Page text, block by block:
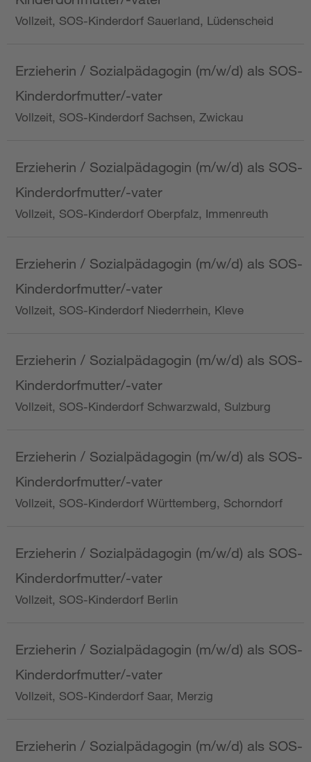
Vollzeit, SOS-Kinderdorf Sauerland, Lüdenscheid
Erzieherin / Sozialpädagogin (m/w/d) als SOS-
Kinderdorfmutter/-vater
Vollzeit, SOS-Kinderdorf Sachsen, Zwickau
Erzieherin / Sozialpädagogin (m/w/d) als SOS-
Kinderdorfmutter/-vater
Vollzeit, SOS-Kinderdorf Oberpfalz, Immenreuth
Erzieherin / Sozialpädagogin (m/w/d) als SOS-
Kinderdorfmutter/-vater
Vollzeit, SOS-Kinderdorf Niederrhein, Kleve
Erzieherin / Sozialpädagogin (m/w/d) als SOS-
Kinderdorfmutter/-vater
Vollzeit, SOS-Kinderdorf Schwarzwald, Sulzburg
Erzieherin / Sozialpädagogin (m/w/d) als SOS-
Kinderdorfmutter/-vater
Vollzeit, SOS-Kinderdorf Württemberg, Schorndorf
Erzieherin / Sozialpädagogin (m/w/d) als SOS-
Kinderdorfmutter/-vater
Vollzeit, SOS-Kinderdorf Berlin
Erzieherin / Sozialpädagogin (m/w/d) als SOS-
Kinderdorfmutter/-vater
Vollzeit, SOS-Kinderdorf Saar, Merzig
Erzieherin / Sozialpädagogin (m/w/d) als SOS-